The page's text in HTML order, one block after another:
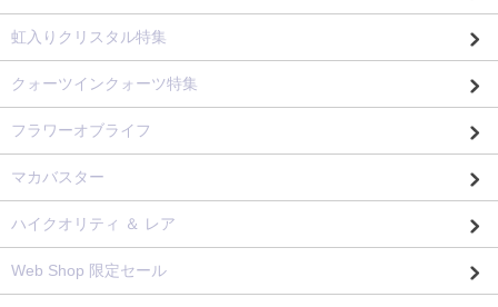
虹入りクリスタル特集
クォーツインクォーツ特集
フラワーオブライフ
マカバスター
ハイクオリティ ＆ レア
Web Shop 限定セール